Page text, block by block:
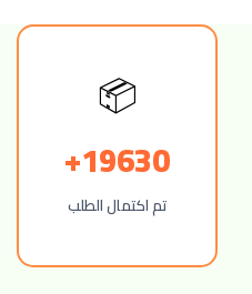
📦
19630+
تم اكتمال الطلب